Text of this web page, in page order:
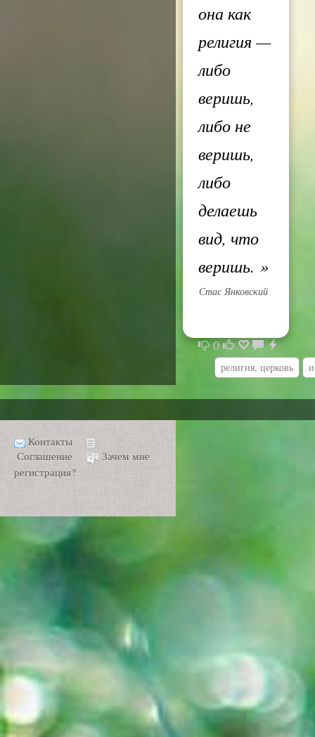
она как
религия —
либо
веришь,
либо не
веришь,
либо
делаешь
вид, что
веришь. »
Стас Янковский
0
религия, церковь
Контакты
Соглашение
Зачем мне
регистрация?